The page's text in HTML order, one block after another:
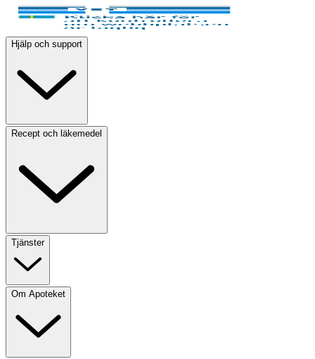
Hjälp och support
Recept och läkemedel
Tjänster
Om Apoteket